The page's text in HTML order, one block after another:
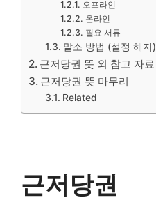
오프라인
온라인
필요 서류
말소 방법 (설정 해지)
근저당권 뜻 외 참고 자료
근저당권 뜻 마무리
Related
근저당권